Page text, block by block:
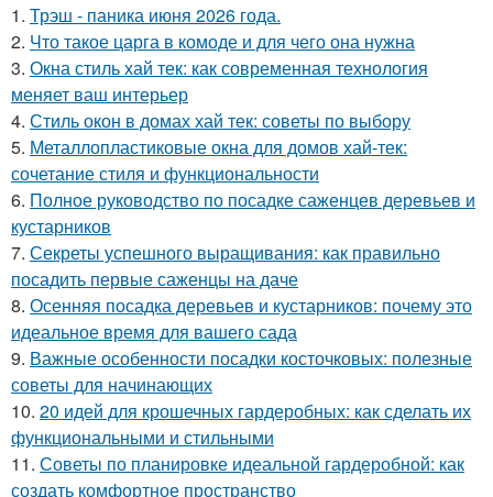
1. Трэш - паника июня 2026 года.
2. Что такое царга в комоде и для чего она нужна
3. Окна стиль хай тек: как современная технология
меняет ваш интерьер
4. Стиль окон в домах хай тек: советы по выбору
5. Металлопластиковые окна для домов хай-тек:
сочетание стиля и функциональности
6. Полное руководство по посадке саженцев деревьев и
кустарников
7. Секреты успешного выращивания: как правильно
посадить первые саженцы на даче
8. Осенняя посадка деревьев и кустарников: почему это
идеальное время для вашего сада
9. Важные особенности посадки косточковых: полезные
советы для начинающих
10. 20 идей для крошечных гардеробных: как сделать их
функциональными и стильными
11. Советы по планировке идеальной гардеробной: как
создать комфортное пространство